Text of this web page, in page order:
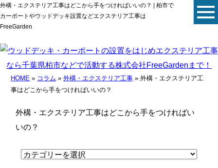
外構・エクステリア工事はどこから手をつければいいの？ | 柏市で
カーポートやウッドデッキ設置などエクステリア工事は
FreeGarden
HOME » コラム »外構・エクステリア工事 » 外構・エクステリア工
事はどこから手をつければいいの？
外構・エクステリア工事はどこから手をつければい
いの？